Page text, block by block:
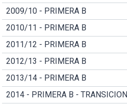
2009/10 - PRIMERA B
2010/11 - PRIMERA B
2011/12 - PRIMERA B
2012/13 - PRIMERA B
2013/14 - PRIMERA B
2014 - PRIMERA B - TRANSICION